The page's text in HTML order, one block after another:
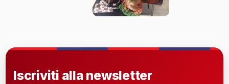
Iscriviti alla newsletter